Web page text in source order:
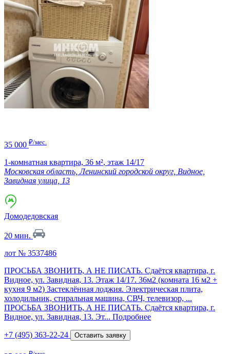
35 000 ₽/мес.
1-комнатная квартира, 36 м², этаж 14/17
Московская область, Ленинский городской округ, Видное,
Завидная улица, 13
Домодедовская
20 мин.
лот № 3537486
ПРОСЬБА ЗВОНИТЬ, А НЕ ПИСАТЬ. Сдаётся квартира, г.
Видное, ул. Завидная, 13. Этаж 14/17. 36м2 (комната 16 м2 +
кухня 9 м2) Застеклённая лоджия. Электрическая плита,
холодильник, стиральная машина, СВЧ, телевизор, ...
ПРОСЬБА ЗВОНИТЬ, А НЕ ПИСАТЬ. Сдаётся квартира, г.
Видное, ул. Завидная, 13. Эт... Подробнее
+7 (495) 363-22-24 Оставить заявку